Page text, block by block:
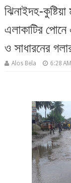
ঝিনাইদহ-
এলাকাটির
ও সাধারনের
Alos Bela 6:28 AM